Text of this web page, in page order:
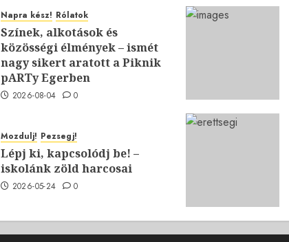
Napra kész! Rólatok
Színek, alkotások és
közösségi élmények – ismét
nagy sikert aratott a Piknik
pARTy Egerben
2026-08-04 0
Mozdulj! Pezsegj!
Lépj ki, kapcsolódj be! –
iskolánk zöld harcosai
2026-05-24 0